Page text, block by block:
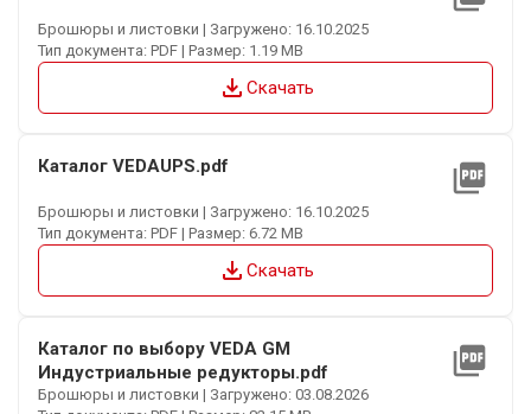
Брошюры и листовки | Загружено: 16.10.2025
Тип документа: PDF | Размер: 1.19 MB
file_download Скачать
Каталог VEDAUPS.pdf picture_as_pdf
Брошюры и листовки | Загружено: 16.10.2025
Тип документа: PDF | Размер: 6.72 MB
file_download Скачать
Каталог по выбору VEDA GM
Индустриальные редукторы.pdf
picture_as_pdf
Брошюры и листовки | Загружено: 03.08.2026